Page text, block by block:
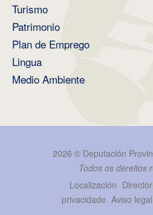
Turismo
Patrimonio
Plan de Emprego
Lingua
Medio Ambiente
2026 © Deputación
Todos os dereitos
Localización
privacidade Aviso legal